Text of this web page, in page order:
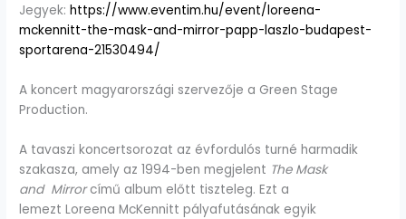
Jegyek:https://www.eventim.hu/event/loreena-
mckennitt-the-mask-and-mirror-papp-laszlo-budapest-
sportarena-21530494/
A koncert magyarországi szervezője a Green Stage
Production.
A tavaszi koncertsorozat az évfordulós turné harmadik
szakasza, amely az 1994-ben megjelent The Mask
and Mirrorcímű album előtt tiszteleg. Ezt a
lemezt Loreena McKennitt pályafutásának egyik